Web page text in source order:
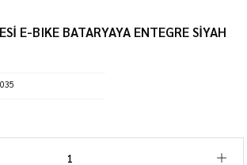
E-BIKE BATARYAYA ENTEGRE SİYAH